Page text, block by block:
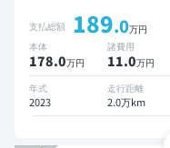
モニター 衝突軽減
支払総額 189.0万円
本体
178.0万円
諸費用
11.0万円
年式
2023
走行距離
2.0万km